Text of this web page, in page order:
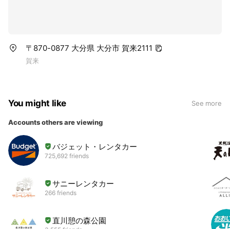
〒870-0877 大分県 大分市 賀来2111
賀来
You might like See more
Accounts others are viewing
バジェット・レンタカー
725,692 friends
サニーレンタカー
266 friends
直川憩の森公園